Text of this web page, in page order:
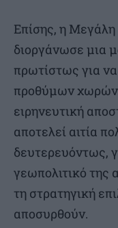
Επίσης, η Μεγάλη
διοργάνωσε μια
πρωτίστως για να
προθύμων χωρών
ειρηνευτική
αποτελεί αιτία
δευτερευόντως,
γεωπολιτικό
τη στρατηγική
αποσυρθούν.